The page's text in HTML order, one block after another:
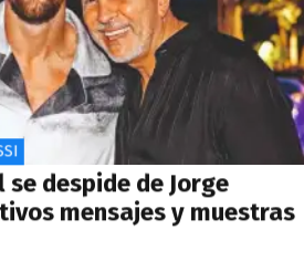
despide de Jorge
mensajes y muestras